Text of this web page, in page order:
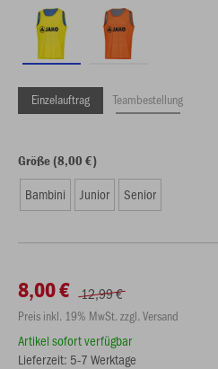
Einzelauftrag Teambestellung
Größe (8,00 €)
Bambini Junior Senior
8,00 € 12,99 €
Preis inkl. 19% MwSt. zzgl. Versand
Artikel sofort verfügbar
Lieferzeit: 5-7 Werktage